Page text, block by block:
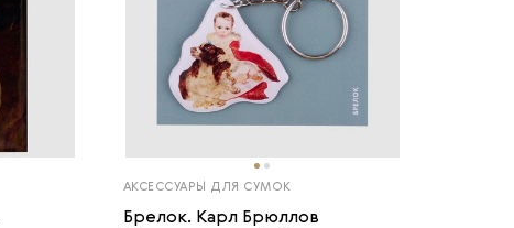
АКСЕССУАРЫ ДЛЯ СУМОК
Брелок. Карл Брюллов